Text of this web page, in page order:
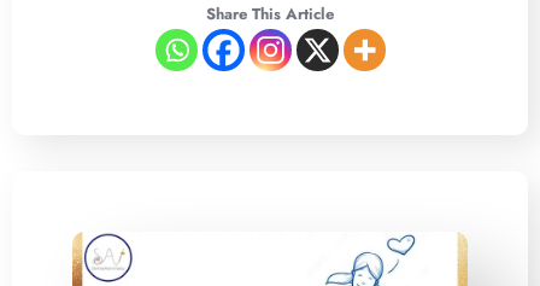
Share This Article